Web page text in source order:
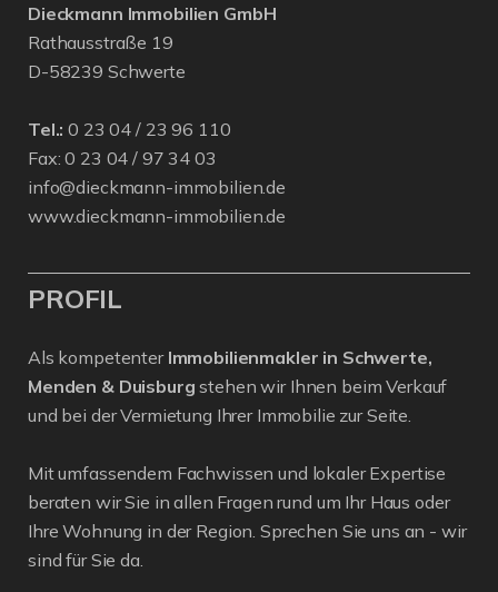
Dieckmann Immobilien GmbH
Rathausstraße 19
D-58239 Schwerte
Tel.: 0 23 04 / 23 96 110
Fax: 0 23 04 / 97 34 03
info@dieckmann-immobilien.de
www.dieckmann-immobilien.de
PROFIL
Als kompetenter Immobilienmakler in Schwerte,
Menden & Duisburg stehen wir Ihnen beim Verkauf
und bei der Vermietung Ihrer Immobilie zur Seite.
Mit umfassendem Fachwissen und lokaler Expertise
beraten wir Sie in allen Fragen rund um Ihr Haus oder
Ihre Wohnung in der Region. Sprechen Sie uns an - wir
sind für Sie da.